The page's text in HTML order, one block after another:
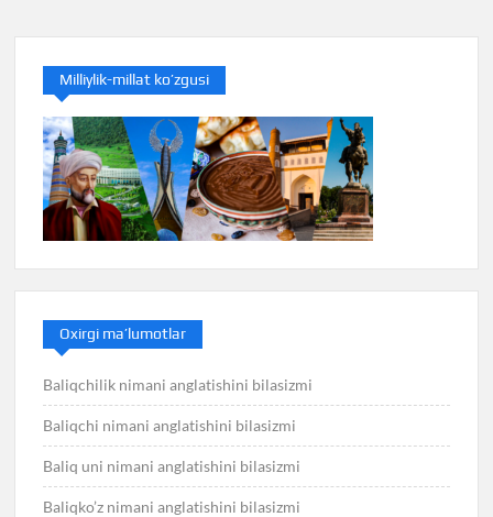
Milliylik-millat ko’zgusi
Oxirgi ma’lumotlar
Baliqchilik nimani anglatishini bilasizmi
Baliqchi nimani anglatishini bilasizmi
Baliq uni nimani anglatishini bilasizmi
Baliqko’z nimani anglatishini bilasizmi